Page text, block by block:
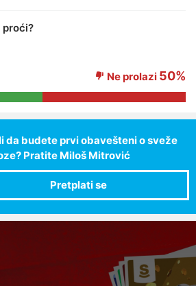
proći?
Ne prolazi 50%
da budete prvi obavešteni o sveže
Pratite Miloš Mitrović